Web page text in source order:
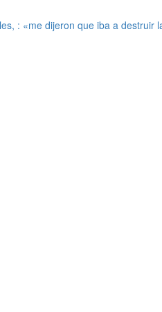
: «me dijeron que iba a destruir